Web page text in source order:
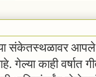
संकेतस्थळावर
गेल्या काही वर्षात